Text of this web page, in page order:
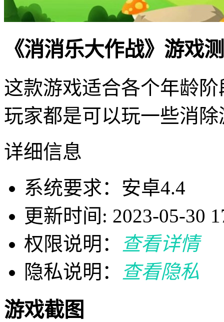
《消消乐大作战》游戏
这款游戏适合各个年龄
玩家都是可以玩一些消
详细信息
系统要求：安卓4.4
更新时间: 2023-05-30
权限说明：
查看详情
隐私说明：
查看隐私
游戏截图